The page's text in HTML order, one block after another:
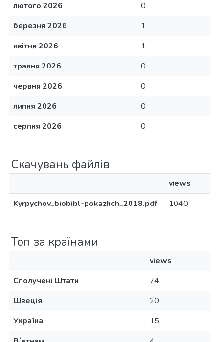
лютого 2026
0
березня 2026
1
квітня 2026
1
травня 2026
0
червня 2026
0
липня 2026
0
серпня 2026
0
Скачувань файлів
views
Kyrpychov_biobibl-pokazhch_2018.pdf
1040
Топ за країнами
views
Сполучені Штати
74
Швеція
20
Україна
15